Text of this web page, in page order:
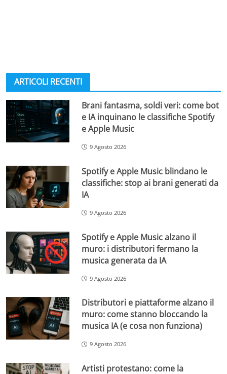
ARTICOLI RECENTI
Brani fantasma, soldi veri: come bot
e IA inquinano le classifiche Spotify
e Apple Music
9 Agosto 2026
Spotify e Apple Music blindano le
classifiche: stop ai brani generati da
IA
9 Agosto 2026
Spotify e Apple Music alzano il
muro: i distributori fermano la
musica generata da IA
9 Agosto 2026
Distributori e piattaforme alzano il
muro: come stanno bloccando la
musica IA (e cosa non funziona)
9 Agosto 2026
Artisti protestano: come la